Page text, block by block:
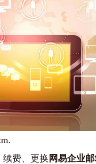
费、更换 网易企业